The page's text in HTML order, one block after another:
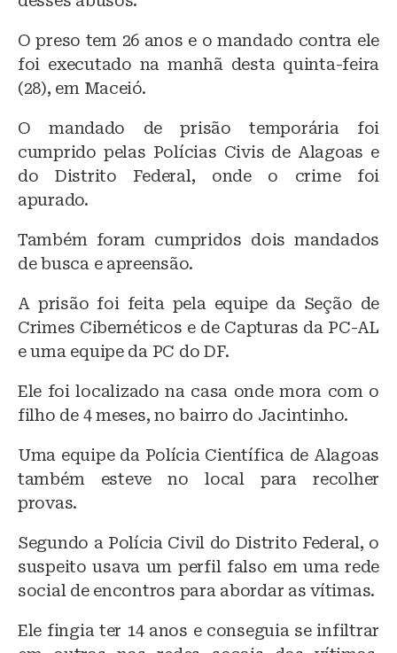
O preso tem 26 anos e o mandado contra ele
foi executado na manhã desta quinta-feira
(28), em Maceió.
O mandado de prisão temporária foi
cumprido pelas Polícias Civis de Alagoas e
do Distrito Federal, onde o crime foi
apurado.
Também foram cumpridos dois mandados
de busca e apreensão.
A prisão foi feita pela equipe da Seção de
Crimes Cibernéticos e de Capturas da PC-AL
e uma equipe da PC do DF.
Ele foi localizado na casa onde mora com o
filho de 4 meses, no bairro do Jacintinho.
Uma equipe da Polícia Científica de Alagoas
também esteve no local para recolher
provas.
Segundo a Polícia Civil do Distrito Federal, o
suspeito usava um perfil falso em uma rede
social de encontros para abordar as vítimas.
Ele fingia ter 14 anos e conseguia se infiltrar